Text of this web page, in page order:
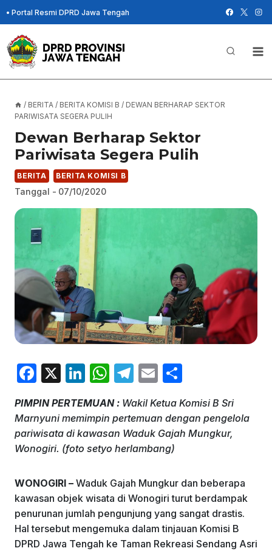
Skip
to
content
• Portal Resmi DPRD Jawa Tengah
/ BERITA / BERITA KOMISI B / DEWAN BERHARAP SEKTOR
PARIWISATA SEGERA PULIH
Dewan Berharap Sektor
Pariwisata Segera Pulih
BERITA BERITA KOMISI B
Tanggal - 07/10/2020
F
c
e
b
o
k
X
Li
k
e
dI
W
at
s
A
p
T
e
gr
a
E
ai
l
ar
e
PIMPIN PERTEMUAN : Wakil Ketua Komisi B Sri
Marnyuni memimpin pertemuan dengan pengelola
pariwisata di kawasan Waduk Gajah Mungkur,
Wonogiri. (foto setyo herlambang)
WONOGIRI – Waduk Gajah Mungkur dan beberapa
kawasan objek wisata di Wonogiri turut berdampak
penurunan jumlah pengunjung yang sangat drastis.
Hal tersebut mengemuka dalam tinjauan Komisi B
DPRD Jawa Tengah ke Taman Rekreasi Sendang Asri